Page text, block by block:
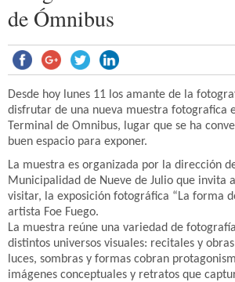
de Ómnibus
Desde hoy lunes 11 los amante de la
disfrutar de una nueva muestra fotografica
Terminal de Omnibus, lugar que se ha
buen espacio para exponer.
La muestra es organizada por la dirección
Municipalidad de Nueve de Julio que invita
visitar, la exposición fotográfica “La forma
artista Foe Fuego.
La muestra reúne una variedad de
distintos universos visuales: recitales y
luces, sombras y formas cobran
imágenes conceptuales y retratos que